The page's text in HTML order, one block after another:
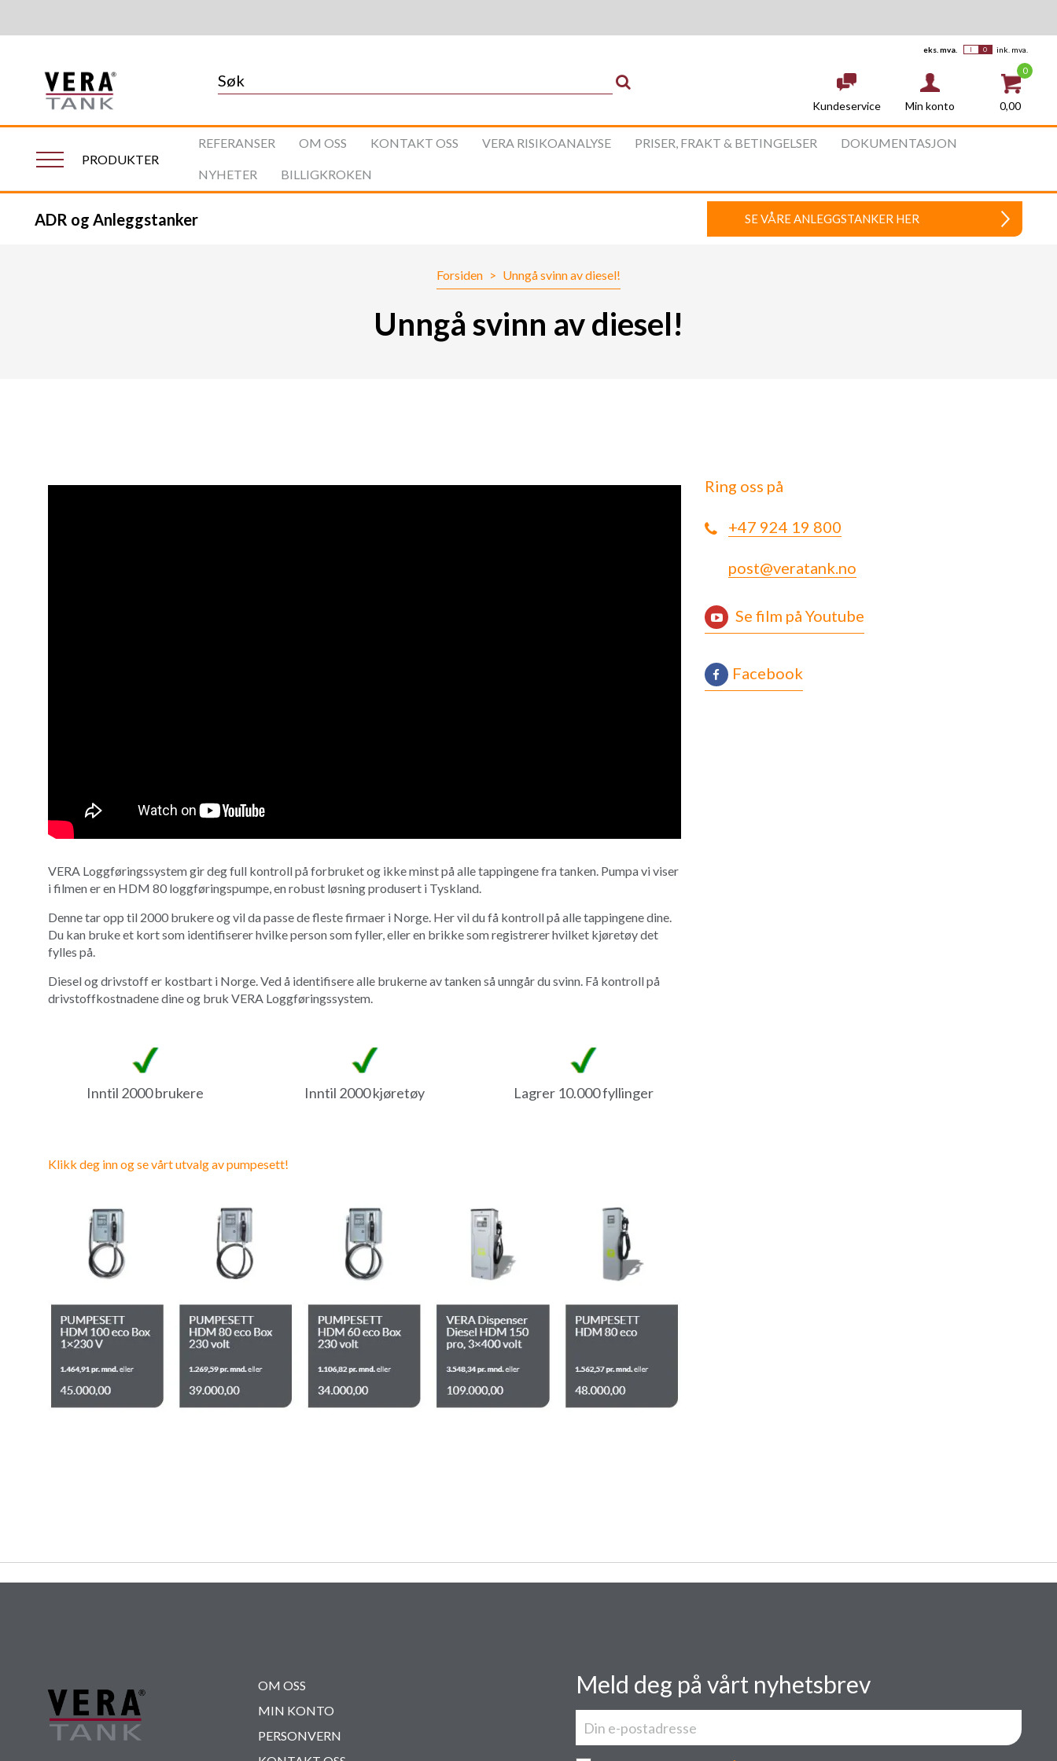
eks. mva. ink. mva.
0,00
0
Min konto
Kundeservice
PRODUKTER
REFERANSER OM OSS KONTAKT OSS VERA RISIKOANALYSE PRISER, FRAKT & BETINGELSER DOKUMENTASJON
NYHETER BILLIGKROKEN
ADR og Anleggstanker SE VÅRE ANLEGGSTANKER HER
Forsiden > Unngå svinn av diesel!
Unngå svinn av diesel!
VERA Loggføringssystem gir deg full kontroll på forbruket og ikke minst på alle tappingene fra tanken. Pumpa vi viser
i filmen er en HDM 80 loggføringspumpe, en robust løsning produsert i Tyskland.
Denne tar opp til 2000 brukere og vil da passe de fleste firmaer i Norge. Her vil du få kontroll på alle tappingene dine.
Du kan bruke et kort som identifiserer hvilke person som fyller, eller en brikke som registrerer hvilket kjøretøy det
fylles på.
Diesel og drivstoff er kostbart i Norge. Ved å identifisere alle brukerne av tanken så unngår du svinn. Få kontroll på
drivstoffkostnadene dine og bruk VERA Loggføringssystem.
Inntil 2000 brukere Inntil 2000 kjøretøy Lagrer 10.000 fyllinger
Klikk deg inn og se vårt utvalg av pumpesett!
Ring oss på
+47 924 19 800
post@veratank.no
Se film på Youtube
Facebook
OM OSS
MIN KONTO
PERSONVERN
Meld deg på vårt nyhetsbrev